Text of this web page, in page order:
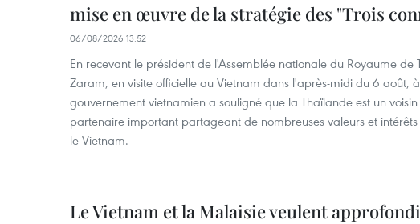
mise en œuvre de la stratégie des "Trois
06/08/2026 13:52
En recevant le président de l'Assemblée nationale du Royaume de
Zaram, en visite officielle au Vietnam dans l'après-midi du 6 août,
gouvernement vietnamien a souligné que la Thaïlande est un
partenaire important partageant de nombreuses valeurs et
le Vietnam.
Le Vietnam et la Malaisie veulent